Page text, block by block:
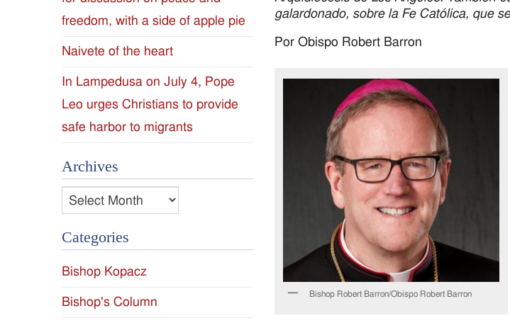
Since
1954
galardonado, sobre la Fe Católica, que
Por Obispo Robert Barron
Bishop Robert Barron/Obispo Robert Barron
freedom, with a side of apple pie
Naivete of the heart
In Lampedusa on July 4, Pope
Leo urges Christians to provide
safe harbor to migrants
Archives
Archives
Categories
Bishop Kopacz
Bishop's Column